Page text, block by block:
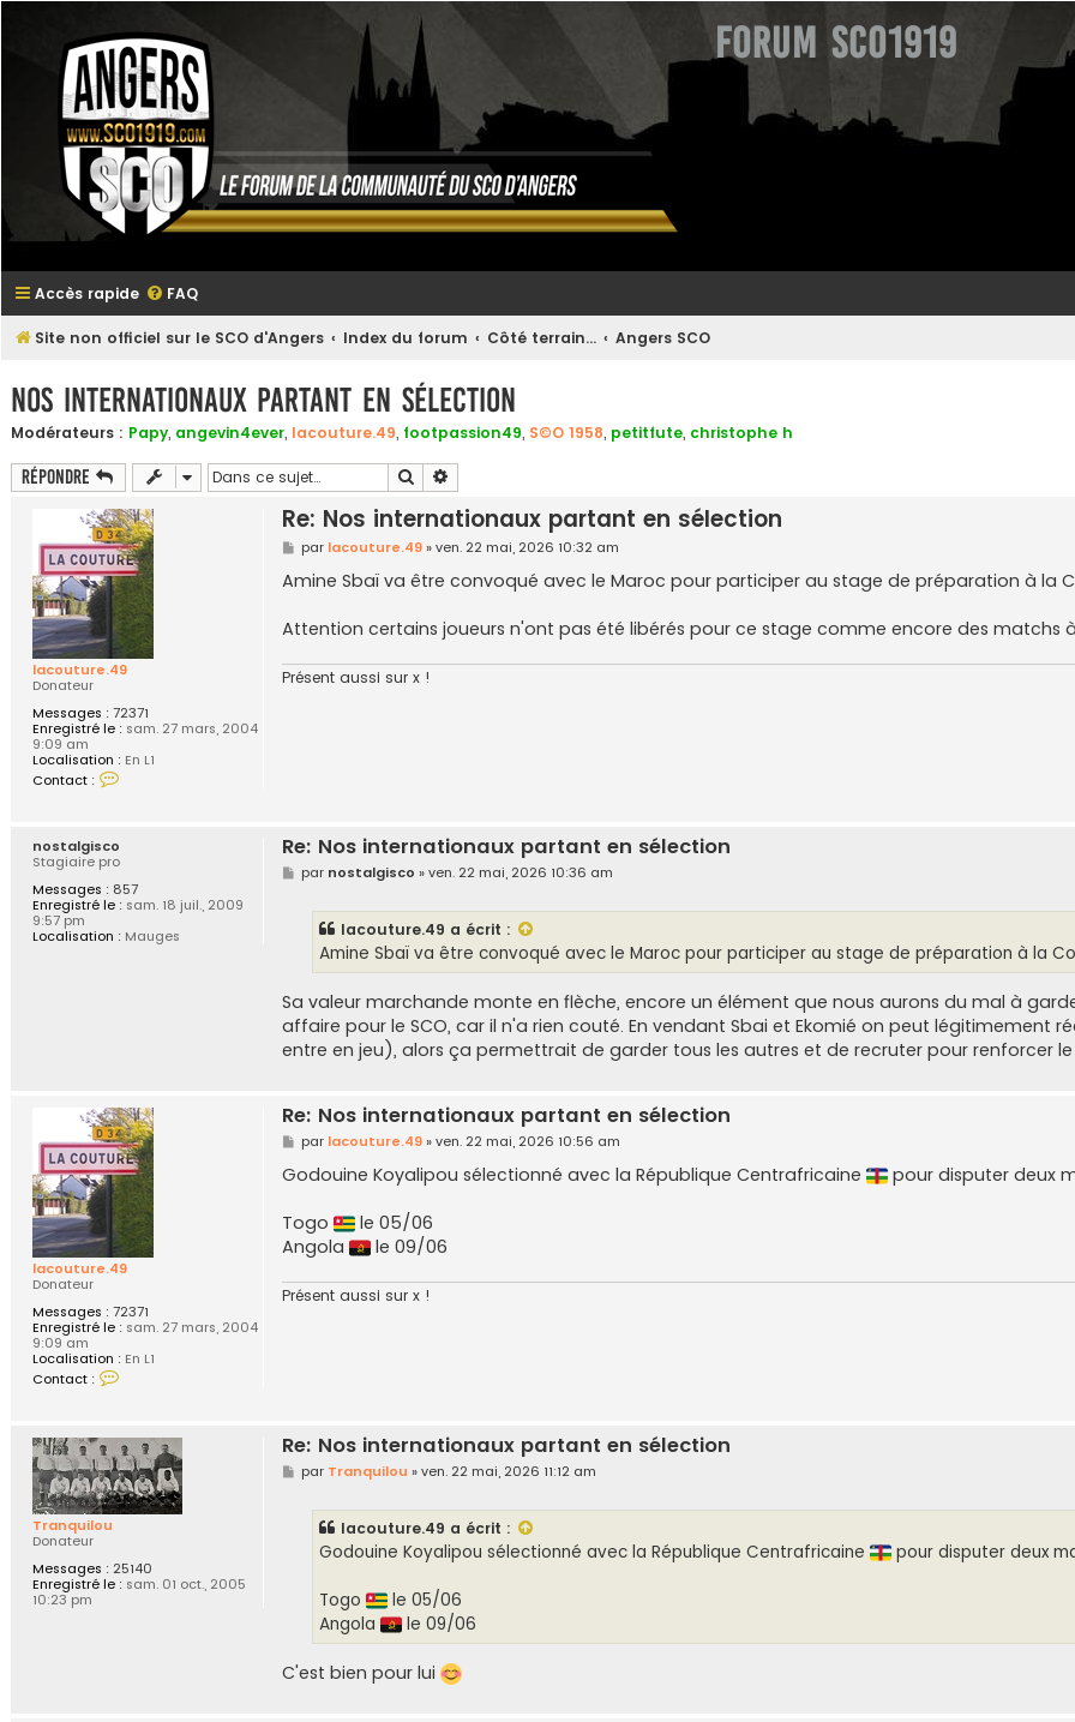
Forum SCO1919
Accès rapide FAQ
Site non officiel sur le SCO d'Angers Index du forum Côté terrain... Angers SCO
Nos internationaux partant en sélection
Modérateurs : Papy, angevin4ever, lacouture.49, footpassion49, S©O 1958, petitfute, christophe h
Répondre Rechercher
lacouture.49
Donateur
Messages : 72371
Enregistré le : sam. 27 mars, 2004
9:09 am
Localisation : En L1
Contact :
e
r
a
c
Re: Nos internationaux partant en sélection
M
e
s
s
g
e
par lacouture.49»ven. 22 mai, 2026 10:32 am
Amine Sbaï va être convoqué avec le Maroc pour participer au stage de préparation à la
Attention certains joueurs n'ont pas été libérés pour ce stage comme encore des matchs
Présent aussi sur x !
nostalgisco
Stagiaire pro
Messages : 857
Enregistré le : sam. 18 juil., 2009
9:57 pm
Localisation : Mauges
Re: Nos internationaux partant en sélection
M
e
par nostalgisco »ven. 22 mai, 2026 10:36 am
lacouture.49 a écrit :
Amine Sbaï va être convoqué avec le Maroc pour participer au stage de préparation à la
Sa valeur marchande monte en flèche, encore un élément que nous aurons du mal à
affaire pour le SCO, car il n'a rien couté. En vendant Sbai et Ekomié on peut légitimement
entre en jeu), alors ça permettrait de garder tous les autres et de recruter pour renforcer
lacouture.49
Donateur
Messages : 72371
Enregistré le : sam. 27 mars, 2004
9:09 am
Localisation : En L1
Contact :
a
c
t
e
r
l
o
u
t
Re: Nos internationaux partant en sélection
M
e
s
s
g
e
par lacouture.49»ven. 22 mai, 2026 10:56 am
Godouine Koyalipou sélectionné avec la République Centrafricaine
pour disputer deux
Togo
le 05/06
Angola
le 09/06
Présent aussi sur x !
Tranquilou
Donateur
Messages : 25140
Enregistré le : sam. 01 oct., 2005
10:23 pm
Re: Nos internationaux partant en sélection
M
e
par Tranquilou »ven. 22 mai, 2026 11:12 am
lacouture.49 a écrit :
Godouine Koyalipou sélectionné avec la République Centrafricaine pour disputer deux
Togo
le 05/06
Angola
le 09/06
C'est bien pour lui